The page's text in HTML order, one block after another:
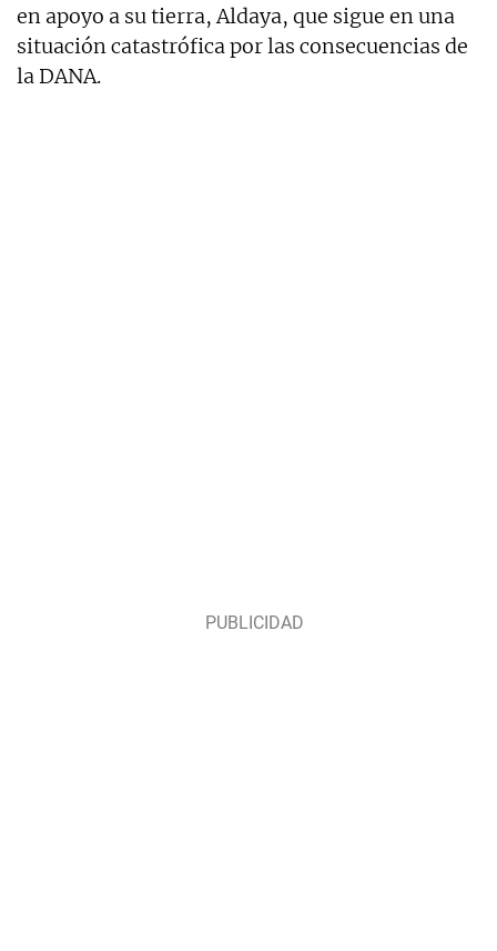
en apoyo a su tierra, Aldaya, que sigue en una
situación catastrófica por las consecuencias de
la DANA.